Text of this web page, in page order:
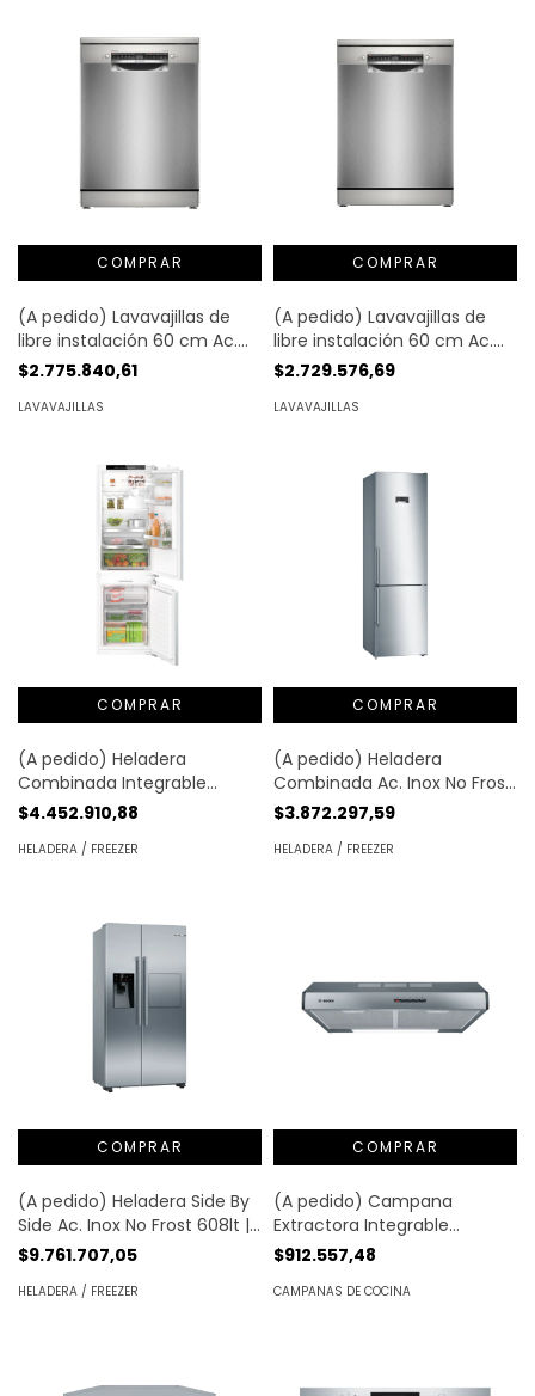
(A pedido) Lavavajillas de
libre instalación 60 cm Ac.
Cepillado antihuellas 14 cub.
$2.775.840,61
LAVAVAJILLAS
(A pedido) Lavavajillas de
libre instalación 60 cm Ac.
Cepillado antihuellas 14 cub.
$2.729.576,69
LAVAVAJILLAS
(A pedido) Heladera
Combinada Integrable
Panelable No Frost 260lt |
$4.452.910,88
HELADERA / FREEZER
(A pedido) Heladera
Combinada Ac. Inox No Frost
366lt | Bosch®
$3.872.297,59
HELADERA / FREEZER
(A pedido) Heladera Side By
Side Ac. Inox No Frost 608lt |
Bosch®
$9.761.707,05
HELADERA / FREEZER
(A pedido) Campana
Extractora Integrable
Compacta 60cm Ac. Inox. |
$912.557,48
CAMPANAS DE COCINA